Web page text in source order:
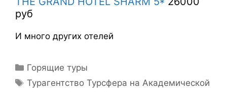
руб
И много других отелей
Горящие туры
Турагентство Турсфера на Академической